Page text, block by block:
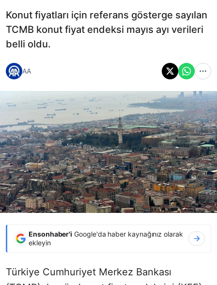
Konut fiyatları için referans gösterge sayılan
TCMB konut fiyat endeksi mayıs ayı verileri
belli oldu.
AA
Ensonhaber'i Google'da haber kaynağınız olarak
ekleyin
Türkiye Cumhuriyet Merkez Bankası